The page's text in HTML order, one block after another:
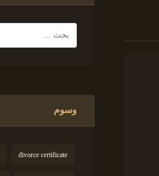
وسوم
divorce certificate